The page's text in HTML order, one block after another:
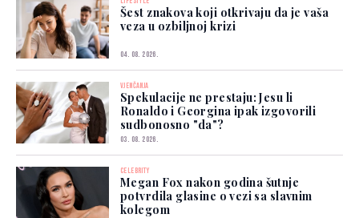
Šest znakova koji otkrivaju da je vaša
veza u ozbiljnoj krizi
04. 08. 2026.
VJENČANJA
Spekulacije ne prestaju: Jesu li
Ronaldo i Georgina ipak izgovorili
sudbonosno "da"?
03. 08. 2026.
CELEBRITY
Megan Fox nakon godina šutnje
potvrdila glasine o vezi sa slavnim
kolegom